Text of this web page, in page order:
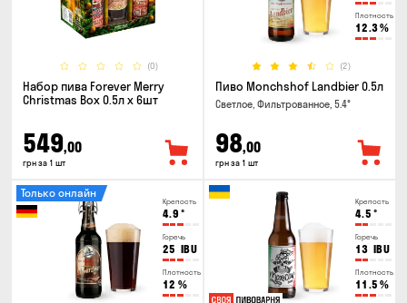
(0)
Набор пива Forever Merry
Christmas Box 0.5л x 6шт
549,00
грн за 1 шт
Плотность
12.3%
(2)
Пиво Monchshof Landbier 0.5л
Светлое, Фильтрованное, 5.4°
98,00
грн за 1 шт
Крепость
4.9 °
Горечь
25 IBU
Плотность
12 %
Только онлайн
Крепость
4.5 °
Горечь
13 IBU
Плотность
11.5 %